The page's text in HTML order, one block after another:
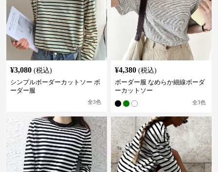
¥3,080 (税込)
シンプルボーダーカットソー ボ
ーダー服
全3色
¥4,380 (税込)
ボーダー服 なめらか細線ボーダ
ーカットソー
全3色